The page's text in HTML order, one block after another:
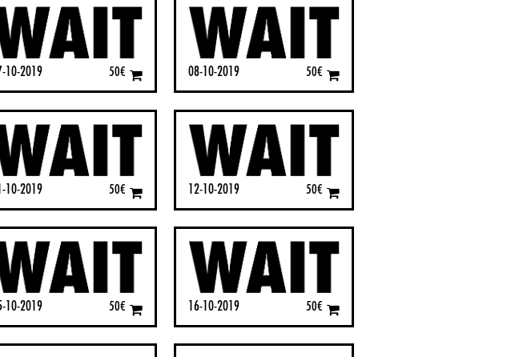
10-2019 50€ 08-10-2019 50€
10-2019 50€ 12-10-2019 50€
10-2019 50€ 16-10-2019 50€